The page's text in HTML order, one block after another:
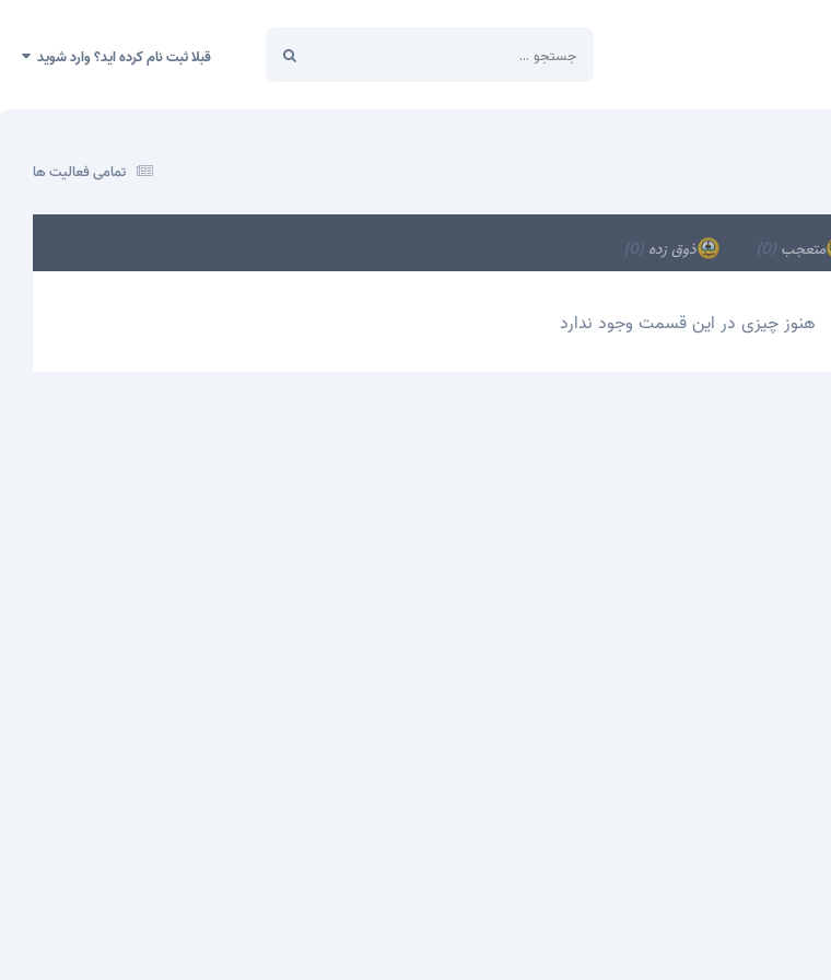
قبلا ثبت نام کرده اید؟ وارد شوید
تمامی فعالیت ها
متعجب (0) ذوق زده (0)
هنوز چیزی در این قسمت وجود ندارد